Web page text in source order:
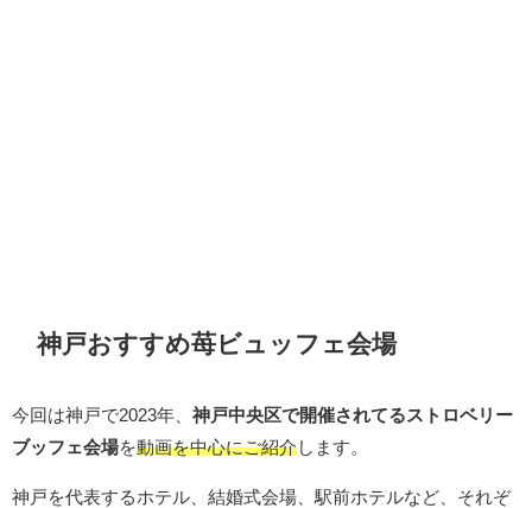
神戸おすすめ苺ビュッフェ会場
今回は神戸で2023年、 神戸中央区で開催されてるストロベリー
ブッフェ会場を動画を中心にご紹介 します。
神戸を代表するホテル、結婚式会場、駅前ホテルなど、それぞ